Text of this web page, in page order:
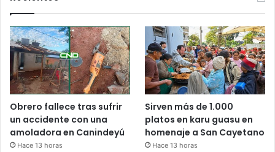
Obrero fallece tras sufrir
un accidente con una
amoladora en Canindeyú
Hace 13 horas
Sirven más de 1.000
platos en karu guasu en
homenaje a San Cayetano
Hace 13 horas